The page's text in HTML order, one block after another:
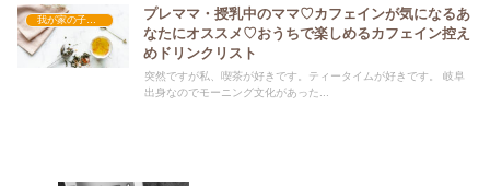
プレママ・授乳中のママ♡カフェインが気になるあ
なたにオススメ♡おうちで楽しめるカフェイン控え
めドリンクリスト
突然ですが私、喫茶が好きです。ティータイムが好きです。 岐阜
出身なのでモーニング文化があった...